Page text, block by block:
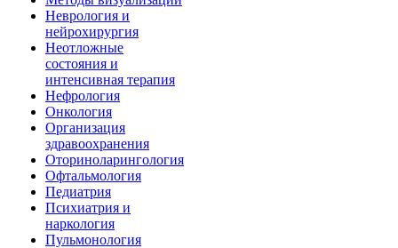
Неврология и
нейрохирургия
Неотложные
состояния и
интенсивная терапия
Нефрология
Онкология
Организация
здравоохранения
Оториноларингология
Офтальмология
Педиатрия
Психиатрия и
наркология
Пульмонология